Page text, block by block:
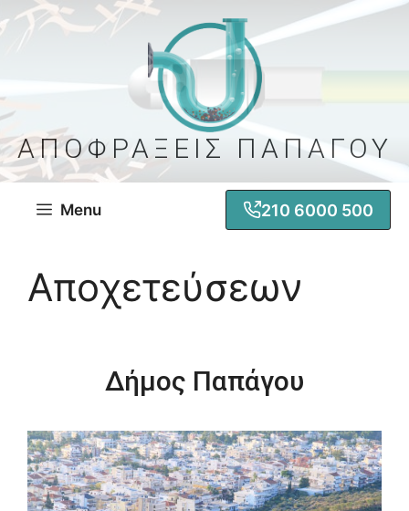
Μετάβαση
σε
ΑΠΟΦΡΑΞΕΙΣ ΠΑΠΑΓΟΥ
Menu 210 6000 500
Αποχετεύσεων
Δήμος Παπάγου